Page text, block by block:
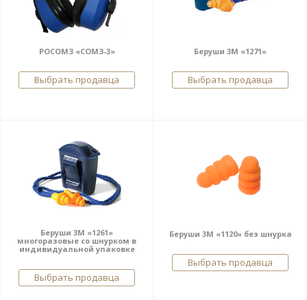
РОСОМЗ «СОМЗ-3»
Выбрать продавца
Беруши 3M «1271»
Выбрать продавца
Беруши 3М «1261»
многоразовые со шнурком в
индивидуальной упаковке
Выбрать продавца
Беруши 3М «1120» без шнурка
Выбрать продавца